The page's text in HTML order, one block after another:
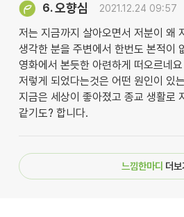
6.오향심 2021.12.24 09:57
저는 지금까지 살아오면서 저분이 왜
생각한 분을 주변에서 한번도 본적이
영화에서 본듯한 아련하게 떠오르네요
저렇게 되었다는것은 어떤 원인이 있
지금은 세상이 좋아졌고 종교 생활로
같기도? 합니다.
느낌한마디 더보